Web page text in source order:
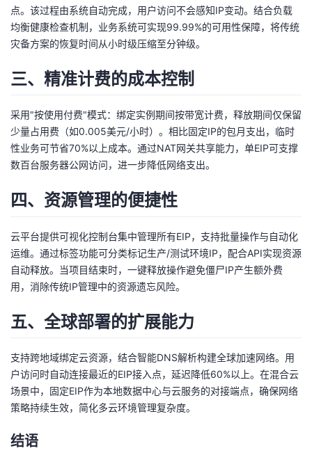
者
学
堂
我
的
我
证
实
验
的
收
支
持
我
的
技
持
我
的
建
议
点。该过程由系统自动完成，用户访问不会感知IP变动。结合负载
均衡健康检查机制，业务系统可实现99.99%的可用性保障，将传统
灾备方案的恢复时间从小时级压缩至分钟级。
三、精准计费的成本控制
采用"按使用付费"模式：绑定实例期间按带宽计费，释放期间仅保留
少量占用费（如0.005美元/小时）。相比固定IP的包月支出，临时
性业务可节省70%以上成本。通过NAT网关共享能力，单EIP可支撑
数百台服务器公网访问，进一步降低网络支出。
四、资源管理的便捷性
云平台提供可视化控制台集中管理所有EIP，支持批量操作与自动化
运维。通过标签功能可分类标记生产/测试环境IP，配合API实现资源
自动释放。当项目结束时，一键释放操作避免僵尸IP产生额外费
用，消除传统IP管理中的资源遗忘风险。
五、全球部署的扩展能力
支持跨地域绑定云资源，结合智能DNS解析构建全球加速网络。用
户访问时自动连接最近的EIP接入点，延迟降低60%以上。在混合云
场景中，固定EIP作为本地数据中心与云服务的对接端点，确保网络
策略持续生效，简化多云环境管理复杂度。
结语